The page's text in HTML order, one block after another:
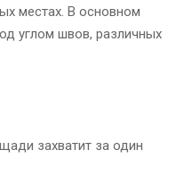
местах. В основном
углом швов, различных
захватит за один